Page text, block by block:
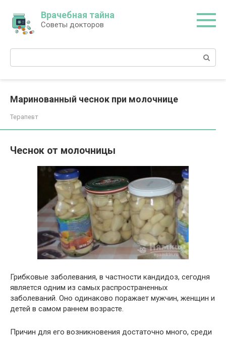
контенту
Врачебная тайна
Советы докторов
Поиск:
Маринованный чеснок при молочнице
Терапевт
Чеснок от молочницы
Грибковые заболевания, в частности кандидоз, сегодня
является одним из самых распространенных
заболеваний. Оно одинаково поражает мужчин, женщин и
детей в самом раннем возрасте.
Причин для его возникновения достаточно много, среди